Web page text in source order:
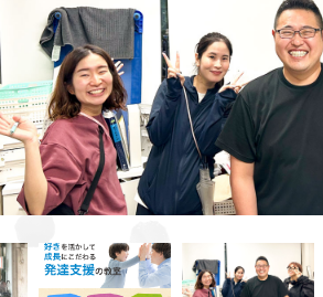
LITALICOジュニアとは
教室を探す
成長事例
入会までの流れ
パーソナルコース
発達障害や学習障害があるお子
なるお子さまを支援する学習塾・
者証の有無に関係なく、すぐにご
対象年齢：0歳～高校3年
スタンダードコース
児童福祉法に基づき運営している
ス（小学1年～高校3年）に分かれ
LITALICOジュニア
なかもず教室
御堂筋線「なかもず駅」より 徒歩1分
南海高野線・泉北高速鉄道 「中百舌鳥駅」より徒歩6分
LITALICOジュニア
あびこ教室
地下鉄御堂筋線「あびこ駅」より徒歩1分
フォームで
問い合わせる
電話で問い合わせる
0120-974-763
平日10:00～17:00／祝日除く